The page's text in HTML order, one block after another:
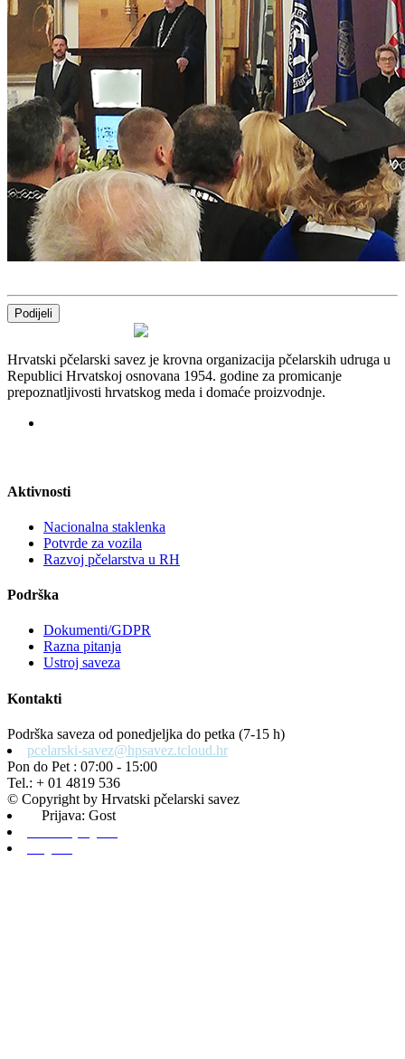
Podijeli
Hrvatski pčelarski savez je krovna organizacija pčelarskih udruga u
Republici Hrvatskoj osnovana 1954. godine za promicanje
prepoznatljivosti hrvatskog meda i domaće proizvodnje.
Aktivnosti
Nacionalna staklenka
Potvrde za vozila
Razvoj pčelarstva u RH
Podrška
Dokumenti/GDPR
Razna pitanja
Ustroj saveza
Kontakti
Podrška saveza od ponedjeljka do petka (7-15 h)
pcelarski-savez@hpsavez.tcloud.hr
Pon do Pet : 07:00 - 15:00
Tel.: + 01 4819 536
© Copyright by Hrvatski pčelarski savez
Prijava: Gost